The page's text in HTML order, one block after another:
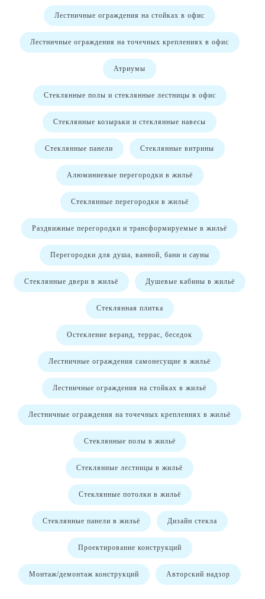
Лестничные ограждения на стойках в офис
Лестничные ограждения на точечных креплениях в офис
Атриумы
Стеклянные полы и стеклянные лестницы в офис
Стеклянные козырьки и стеклянные навесы
Стеклянные панели Стеклянные витрины
Алюминиевые перегородки в жильё
Стеклянные перегородки в жильё
Раздвижные перегородки и трансформируемые в жильё
Перегородки для душа, ванной, бани и сауны
Стеклянные двери в жильё Душевые кабины в жильё
Стеклянная плитка
Остекление веранд, террас, беседок
Лестничные ограждения самонесущие в жильё
Лестничные ограждения на стойках в жильё
Лестничные ограждения на точечных креплениях в жильё
Стеклянные полы в жильё
Стеклянные лестницы в жильё
Стеклянные потолки в жильё
Стеклянные панели в жильё Дизайн стекла
Проектирование конструкций
Монтаж/демонтаж конструкций Авторский надзор